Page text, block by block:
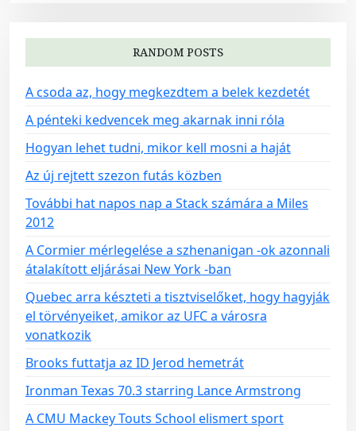
RANDOM POSTS
A csoda az, hogy megkezdtem a belek kezdetét
A pénteki kedvencek meg akarnak inni róla
Hogyan lehet tudni, mikor kell mosni a haját
Az új rejtett szezon futás közben
További hat napos nap a Stack számára a Miles
2012
A Cormier mérlegelése a szhenanigan -ok azonnali
átalakított eljárásai New York -ban
Quebec arra készteti a tisztviselőket, hogy hagyják
el törvényeiket, amikor az UFC a városra
vonatkozik
Brooks futtatja az ID Jerod hemetrát
Ironman Texas 70.3 starring Lance Armstrong
A CMU Mackey Touts School elismert sport